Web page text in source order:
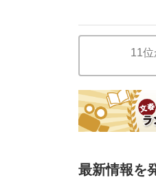
11
最新情報を